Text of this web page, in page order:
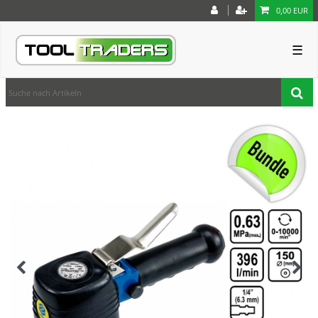
0,00 EUR
☰